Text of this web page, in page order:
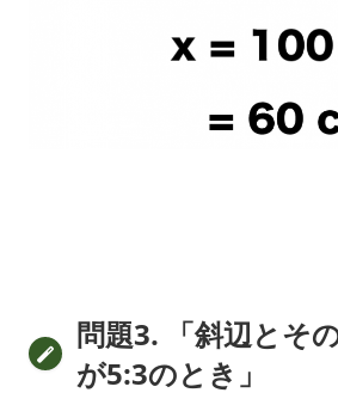
問題3. 「斜辺とそ
が5:3のとき」